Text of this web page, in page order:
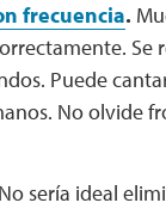
frecuencia.
Puede
No olvide
sería ideal